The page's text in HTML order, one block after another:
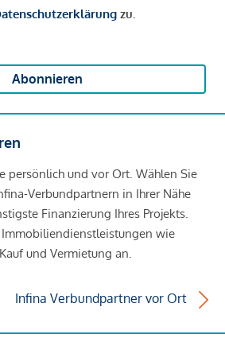
zu.
Abonnieren
persönlich und vor Ort. Wählen Sie
Verbundpartnern in Ihrer Nähe
Finanzierung Ihres Projekts.
wie
und Vermietung an.
Infina Verbundpartner vor Ort